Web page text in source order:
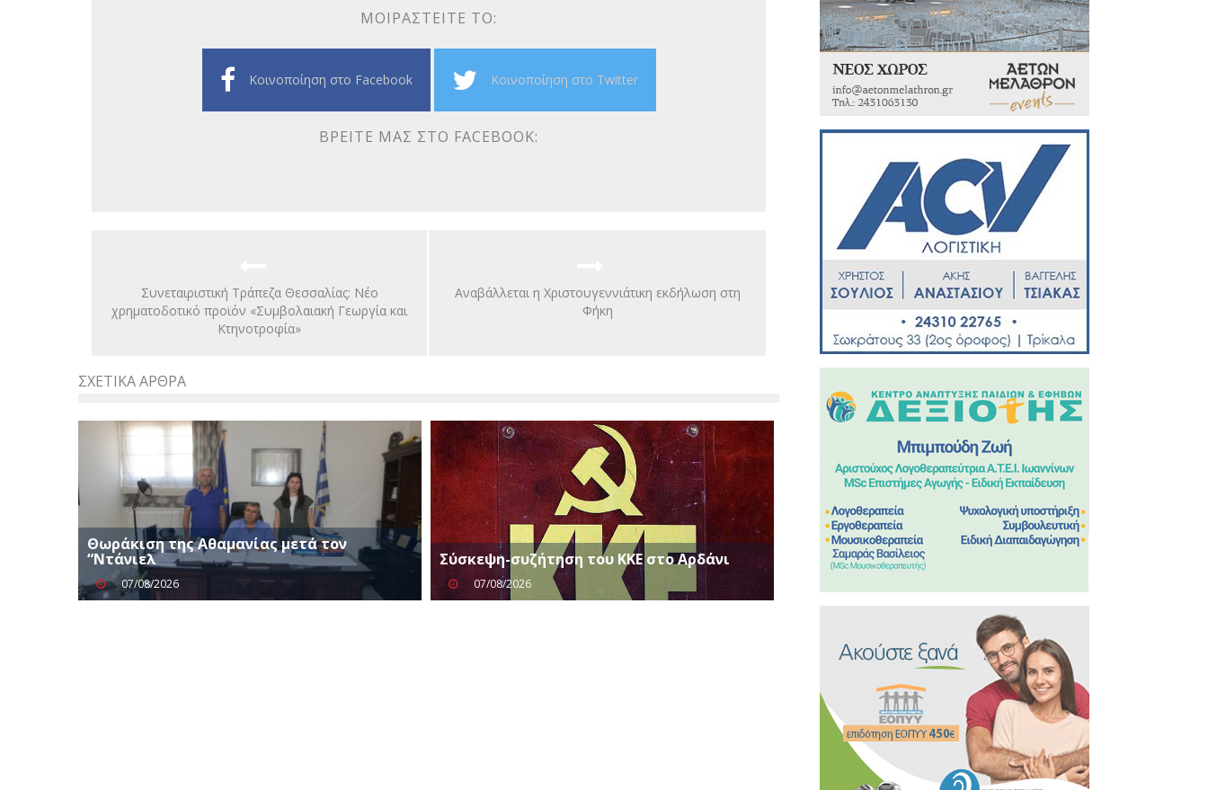
ΜΟΙΡΑΣΤΕΊΤΕ ΤΟ:
Κοινοποίηση στο Facebook Κοινοποίηση στο Twitter
ΒΡΕΊΤΕ ΜΑΣ ΣΤΟ FACEBOOK:
Συνεταιριστική Τράπεζα Θεσσαλίας: Νέο
χρηματοδοτικό προϊόν «Συμβολαιακή Γεωργία και
Κτηνοτροφία»
Αναβάλλεται η Χριστουγεννιάτικη εκδήλωση στη
Φήκη
ΣΧΕΤΙΚΆ ΆΡΘΡΑ
Θωράκιση της Αθαμανίας μετά τον
“Ντάνιελ
07/08/2026
Σύσκεψη-συζήτηση του ΚΚΕ στο Αρδάνι
07/08/2026